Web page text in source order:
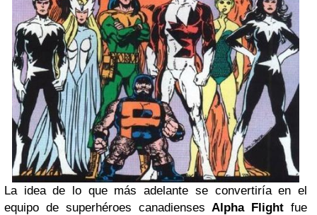
La idea de lo que más adelante se convertiría en el
equipo de superhéroes canadiensesAlpha Flight fue